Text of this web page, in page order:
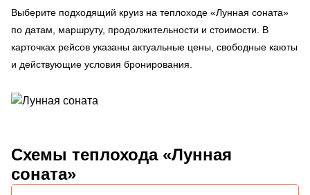
Выберите подходящий круиз на теплоходе «Лунная соната»
по датам, маршруту, продолжительности и стоимости. В
карточках рейсов указаны актуальные цены, свободные каюты
и действующие условия бронирования.
Схемы теплохода «Лунная
соната»